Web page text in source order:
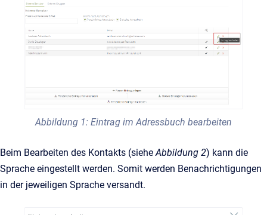
Abbildung 1: Eintrag im Adressbuch bearbeiten
Beim Bearbeiten des Kontakts (sieheAbbildung 2) kann die
Sprache eingestellt werden. Somit werden Benachrichtigungen
in der jeweiligen Sprache versandt.